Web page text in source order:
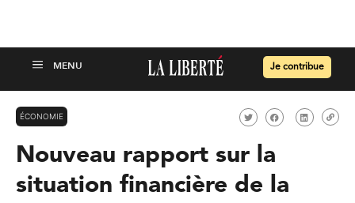
Je contribue
ÉCONOMIE
Nouveau rapport sur la
situation financière de la